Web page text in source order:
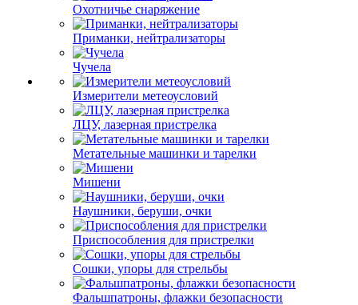
Охотничье снаряжение
Приманки, нейтрализаторы
Чучела
Измерители метеоусловий
ЛЦУ, лазерная пристрелка
Метательные машинки и тарелки
Мишени
Наушники, беруши, очки
Приспособления для пристрелки
Сошки, упоры для стрельбы
Фальшпатроны, флажки безопасности